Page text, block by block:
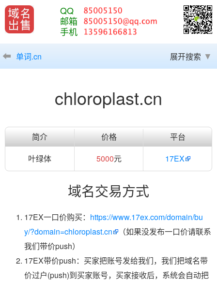
QQ
邮箱
手机
单词.cn 展开搜索
chloroplast.cn
简介 价格
平台
叶绿体
5000元 17EX
域名交易方式
17EX一口价购买： https://www.17ex.com/domain/bu
y/?domain=chloroplast.cn
（如果没发布一口价请联系
我们带价push）
17EX带价push：买家把账号发给我们，我们把域名带
价过户(push)到买家账号，买家接收后，系统会自动把